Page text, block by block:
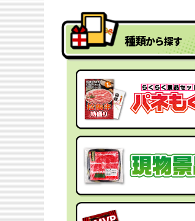
一年分景品
参加賞・残念賞
スペシャルプライス
迷った時にはコレ！
盛り上げたい時はコレ！
面白・変わった景品
ゴルフコンペの景品
ビンゴ景品
宴会の景品
社内表彰の景品
社内イベントの景品
種類から探す